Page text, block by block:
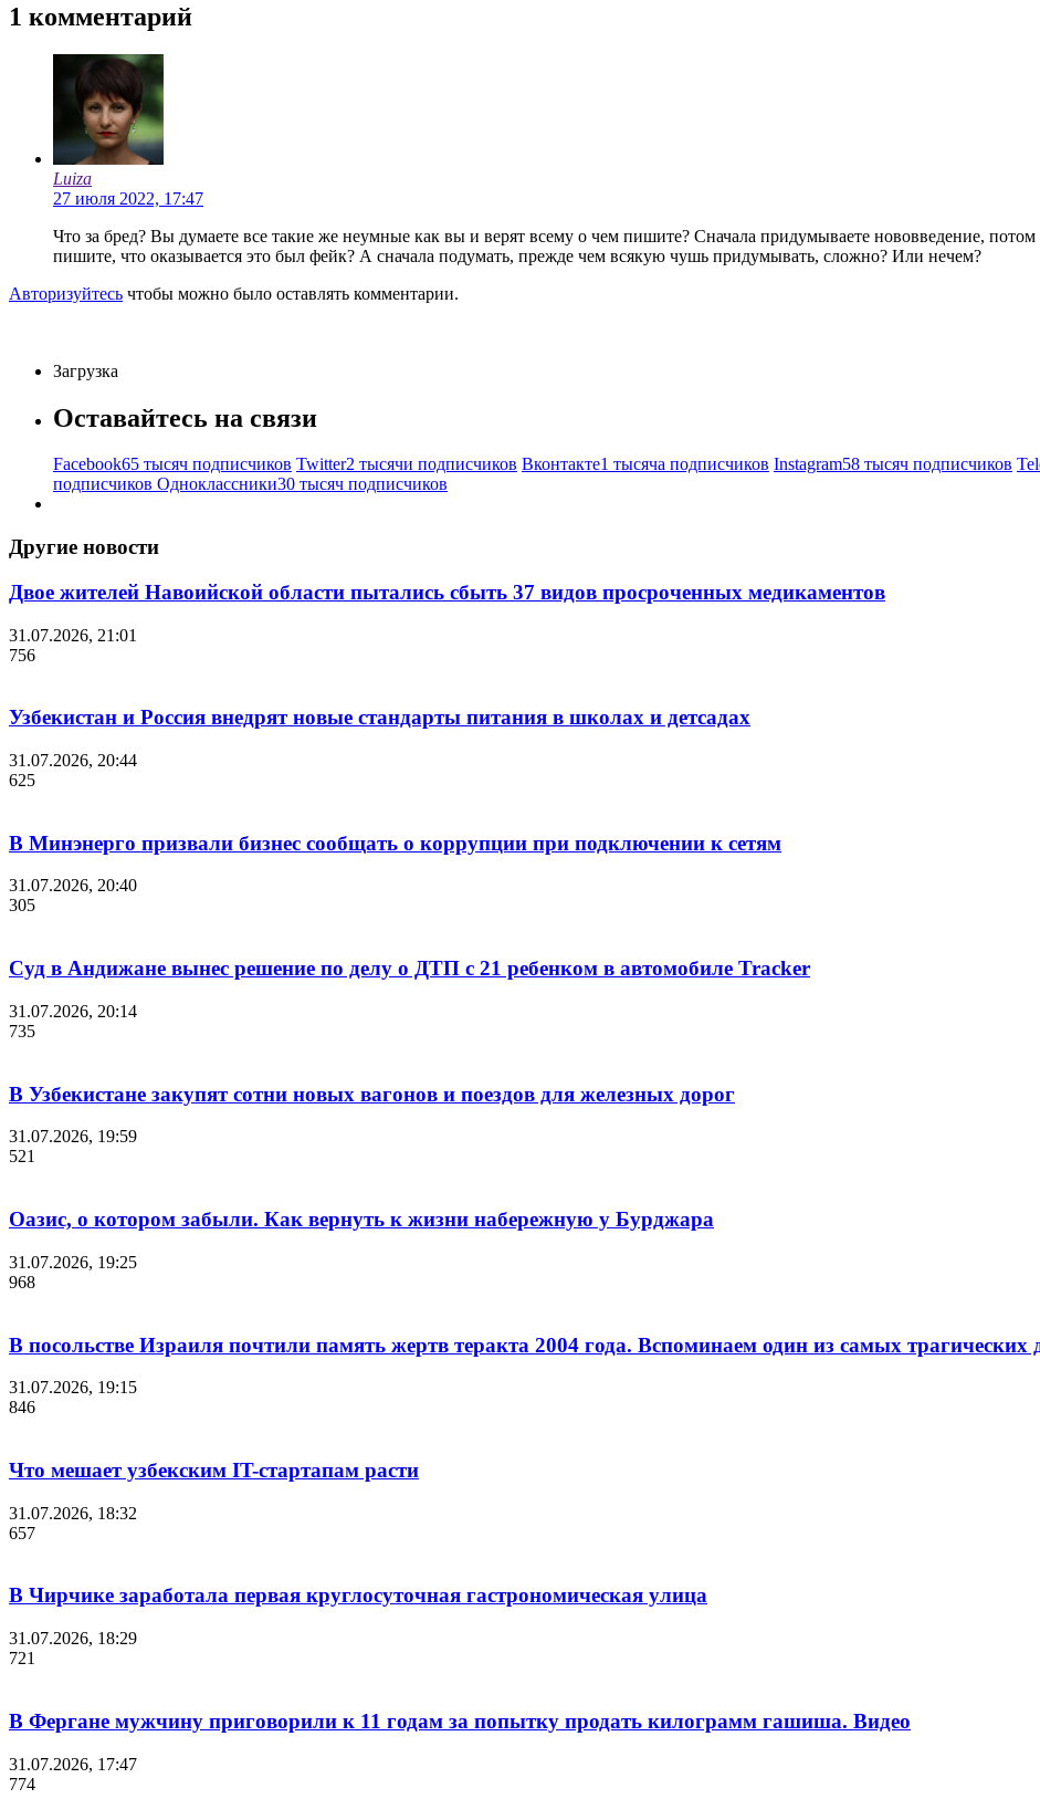
1 комментарий
Luiza
27 июля 2022, 17:47
Что за бред? Вы думаете все такие же неумные как вы и верят всему о чем пишите? Сначала придумываете нововведение,
пишите, что оказывается это был фейк? А сначала подумать, прежде чем всякую чушь придумывать, сложно? Или нечем?
Авторизуйтесь чтобы можно было оставлять комментарии.
Загрузка
Оставайтесь на связи
Facebook65 тысяч подписчиков Twitter2 тысячи подписчиков Вконтакте1 тысяча подписчиков Instagram58 тысяч подписчиков
подписчиков Одноклассники30 тысяч подписчиков
Другие новости
Двое жителей Навоийской области пытались сбыть 37 видов просроченных медикаментов
31.07.2026, 21:01
756
Узбекистан и Россия внедрят новые стандарты питания в школах и детсадах
31.07.2026, 20:44
625
В Минэнерго призвали бизнес сообщать о коррупции при подключении к сетям
31.07.2026, 20:40
305
Суд в Андижане вынес решение по делу о ДТП с 21 ребенком в автомобиле Tracker
31.07.2026, 20:14
735
В Узбекистане закупят сотни новых вагонов и поездов для железных дорог
31.07.2026, 19:59
521
Оазис, о котором забыли. Как вернуть к жизни набережную у Бурджара
31.07.2026, 19:25
968
В посольстве Израиля почтили память жертв теракта 2004 года. Вспоминаем один из самых трагических
31.07.2026, 19:15
846
Что мешает узбекским IT-стартапам расти
31.07.2026, 18:32
657
В Чирчике заработала первая круглосуточная гастрономическая улица
31.07.2026, 18:29
721
В Фергане мужчину приговорили к 11 годам за попытку продать килограмм гашиша. Видео
31.07.2026, 17:47
774